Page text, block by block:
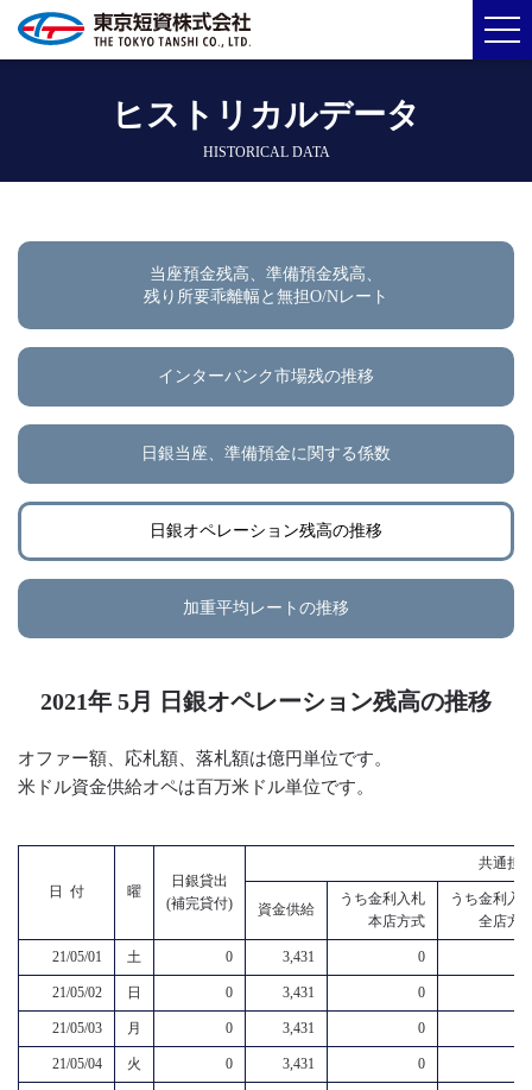
ヒストリカルデータ
HISTORICAL DATA
当座預金残高、準備預金残高、
残り所要乖離幅と無担O/Nレート
インターバンク市場残の推移
日銀当座、準備預金に関する係数
日銀オペレーション残高の推移
加重平均レートの推移
2021年 5月 日銀オペレーション残高の推移
オファー額、応札額、落札額は億円単位です。
米ドル資金供給オペは百万米ドル単位です。
日 付 曜
日銀貸出
(補完貸付)
共通担
資金供給
うち金利入札
本店方式
うち金利入
全店方
21/05/01 土 0 3,431 0
21/05/02 日 0 3,431 0
21/05/03 月 0 3,431 0
21/05/04 火 0 3,431 0